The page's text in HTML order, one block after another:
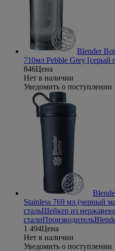
Blender
710мл Pebble Grey [серый
846Цена
Нет в наличии
Уведомить о поступлении
Stainless 769 мл (черный
стальШейкер из
сталиПроизводитель
1 494Цена
Нет в наличии
Уведомить о поступлении